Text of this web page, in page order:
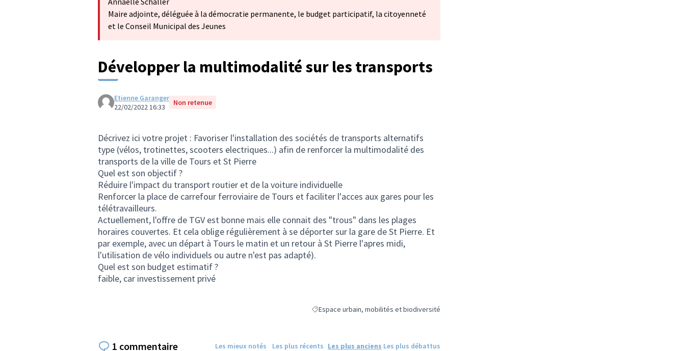
Maire adjointe, déléguée à la démocratie permanente, le budget participatif, la citoyenneté
et le Conseil Municipal des Jeunes
Développer la multimodalité sur les transports
Etienne Garanger
22/02/2022 16:33
Non retenue
Décrivez ici votre projet : Favoriser l'installation des sociétés de transports alternatifs
type (vélos, trotinettes, scooters electriques...) afin de renforcer la multimodalité des
transports de la ville de Tours et St Pierre
Quel est son objectif ?
Réduire l'impact du transport routier et de la voiture individuelle
Renforcer la place de carrefour ferroviaire de Tours et faciliter l'acces aux gares pour les
télétravailleurs.
Actuellement, l'offre de TGV est bonne mais elle connait des "trous" dans les plages
horaires couvertes. Et cela oblige régulièrement à se déporter sur la gare de St Pierre. Et
par exemple, avec un départ à Tours le matin et un retour à St Pierre l'apres midi,
l'utilisation de vélo individuels ou autre n'est pas adapté).
Quel est son budget estimatif ?
faible, car investissement privé
Filtrer les résultats de la catégorie : Espace urbain, mobilités et biodiversité
Espace urbain, mobilités et biodiversité
1 commentaire Les mieux notés Les plus récents Les plus anciens Les plus débattus